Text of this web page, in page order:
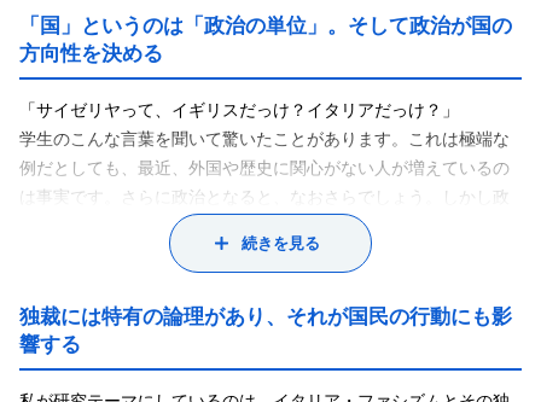
「国」というのは「政治の単位」。そして政治が国の
方向性を決める
「サイゼリヤって、イギリスだっけ？イタリアだっけ？」
学生のこんな言葉を聞いて驚いたことがあります。これは極端な
例だとしても、最近、外国や歴史に関心がない人が増えているの
は事実です。さらに政治となると、なおさらでしょう。しかし政
治は我々の生活に大きな影響を与えます。たとえば日々の買い物
で私たちが支払う消費税の税率を決めるのは政治です。また、つ
月17日成立 改正公職選挙法）。これによって最も大きな影響を受
けるのが、まさに今、 高校生、あるいは大学生である年代の皆さ
んです。このように政治によって国としての方向性が決まりま
続きを見る
独裁には特有の論理があり、それが国民の行動にも影
響する